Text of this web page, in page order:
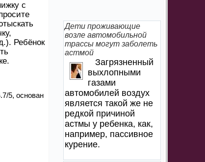
с
Ребёнок
/5, основан
Дети проживающие
возле автомобильной
трассы могут заболеть
астмой
Загрязненный
выхлопными
газами
автомобилей воздух
является такой же не
редкой причиной
астмы у ребенка, как,
например, пассивное
курение.